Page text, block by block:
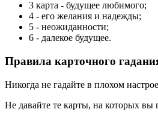
3 карта - будущее любимого;
4 - его желания и надежды;
5 - неожиданности;
6 - далекое будущее.
Правила карточного
Никогда не гадайте в плохом
Не давайте те карты, на которых вы